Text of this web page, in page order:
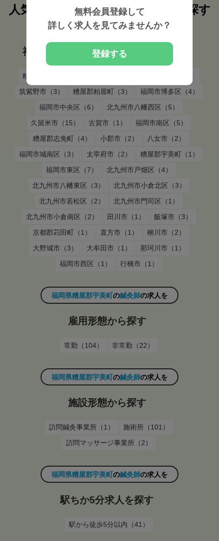
人気検索条件から鍼灸師の求人を探す
福岡県糟屋郡宇美町の鍼灸師の求人を
福岡県糟屋郡宇美町 市区町村から探す
糟屋郡新宮町（4）
筑紫野市（3）
糟屋郡粕屋町（3）
福岡市博多区（4）
福岡市中央区（6）
北九州市八幡西区（5）
久留米市（15）
古賀市（1）
福岡市南区（5）
糟屋郡志免町（4）
小郡市（2）
八女市（2）
福岡市城南区（3）
太宰府市（2）
糟屋郡宇美町（1）
福岡市東区（7）
北九州市戸畑区（4）
北九州市八幡東区（3）
北九州市小倉北区（3）
北九州市若松区（2）
北九州市門司区（1）
北九州市小倉南区（2）
田川市（1）
飯塚市（3）
京都郡苅田町（1）
直方市（1）
柳川市（2）
大野城市（3）
大牟田市（1）
那珂川市（1）
福岡市西区（1）
行橋市（1）
福岡県糟屋郡宇美町の鍼灸師の求人を
雇用形態から探す
常勤（104） 非常勤（22）
福岡県糟屋郡宇美町の鍼灸師の求人を
施設形態から探す
訪問鍼灸事業所（1）
施術所（101）
訪問マッサージ事業所（2）
福岡県糟屋郡宇美町の鍼灸師の求人を
駅ちか5分求人を探す
駅から徒歩5分以内（41）
無料会員登録して
詳しく求人を見てみませんか？
登録する